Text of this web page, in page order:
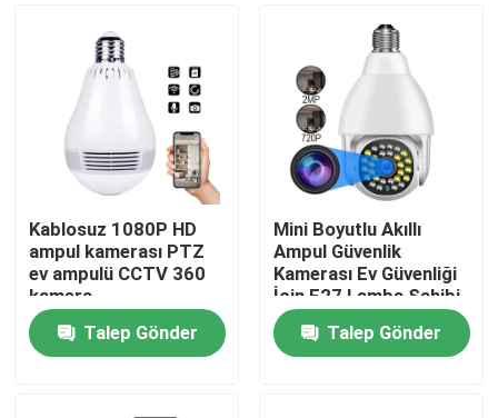
Evde
Kablosuz 1080P HD
ampul kamerası PTZ
ev ampulü CCTV 360
kamera
Talep Gönder
Mini Boyutlu Akıllı
Ampul Güvenlik
Kamerası Ev Güvenliği
İçin E27 Lamba Sahibi
Talep Gönder